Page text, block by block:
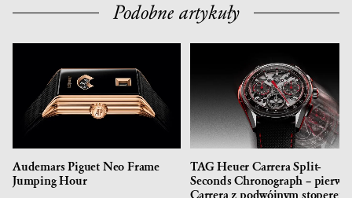
Podobne artykuły
Audemars Piguet Neo Frame
Jumping Hour
TAG Heuer Carrera Split-
Seconds Chronograph –